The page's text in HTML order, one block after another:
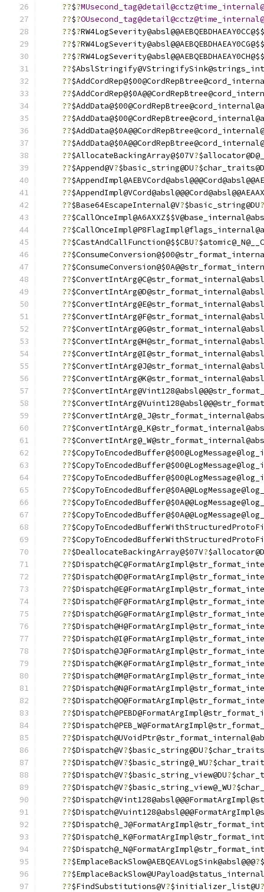
??$?
??$?
??$?
??$?
??$?
??
??
??
??
??
??
??
??$AllocateBackingArray@$07V?
??$Append@V?$basic_string@DU?
??
??
??$Base64EscapeInternal@V?$basic_string@DU?
??
??
??$CastAndCallFunction@$$CBU?
??
??
??
??
??
??
??
??
??
??
??
??
??
??
??
??
??
??
??
??
??
??
??
??
??$DeallocateBackingArray@$07V?
??
??
??
??
??
??
??
??
??
??
??
??
??
??
??
??$Dispatch@V?$basic_string@DU?
??$Dispatch@V?$basic_string@_WU?
??$Dispatch@V?$basic_string_view@DU?
??$Dispatch@V?$basic_string_view@_WU?
??
??
??
??
??
??$EmplaceBackSlow@AEBQEAVLogSink@absl@@@?
??
??$FindSubstitutions@V?$initializer_list@U?